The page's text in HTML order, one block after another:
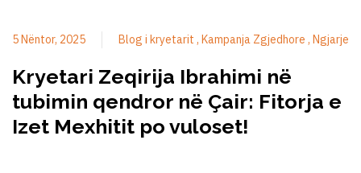
5 Nëntor, 2025 Blog i kryetarit Kampanja Zgjedhore Ngjarje
Kryetari Zeqirija Ibrahimi në
tubimin qendror në Çair: Fitorja e
Izet Mexhitit po vuloset!